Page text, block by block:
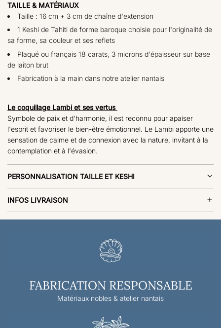
TAILLE & MATÉRIAUX
Taille : 16 cm + 3 cm de chaîne d'extension
1 Keshi de Tahiti de forme baroque choisie pour l'originalité de
sa forme, sa couleur et ses reflets
Plaqué ou français 18 carats, 3 microns d'épaisseur sur base
de laiton brut
Fabrication à la main dans notre atelier nantais
Le coquillage Lambi et ses vertus
Symbole de paix et d'harmonie, il est reconnu pour apaiser
l'esprit et favoriser le bien-être émotionnel. Le Lambi apporte une
sensation de calme et de connexion avec la nature, invitant à la
contemplation et à l'évasion.
PERSONNALISATION TAILLE ET KESHI
INFOS LIVRAISON
Matériaux nobles & atelier nantais
FABRICATION RESPONSABLE